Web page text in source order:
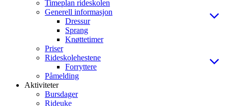
Timeplan rideskolen
Generell informasjon
Dressur
Sprang
Knøttetimer
Priser
Rideskolehestene
Forryttere
Påmelding
Aktiviteter
Bursdager
Rideuke